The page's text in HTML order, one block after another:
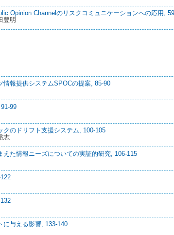
Opinion Channelのリスクコミュニケーションへの応用,
豊明
報提供システムSPOCの提案, 85-90
99
のドリフト支援システム, 100-105
志
た情報ニーズについての実証的研究, 106-115
に与える影響, 133-140